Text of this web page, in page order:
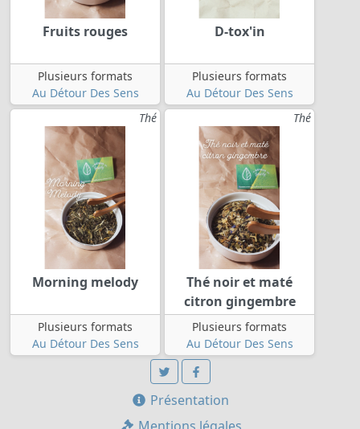
Fruits rouges
Plusieurs formats
Au Détour Des Sens
D-tox'in
Plusieurs formats
Au Détour Des Sens
Thé
Morning melody
Plusieurs formats
Au Détour Des Sens
Thé
Thé noir et maté
citron gingembre
Plusieurs formats
Au Détour Des Sens
Présentation